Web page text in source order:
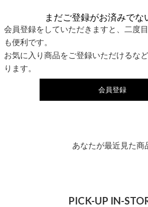
まだご登録がお済みでな
会員登録をしていただきますと、二度
も便利です。
お気に入り商品をご登録いただけるな
ります。
会員登録
あなたが最近見た商
PICK-UP IN-